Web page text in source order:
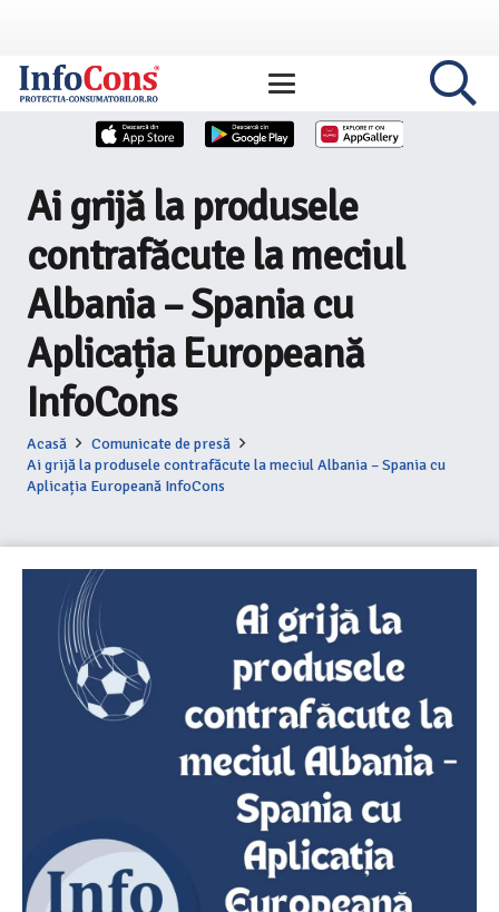
Ai grijă la produsele
contrafăcute la meciul
Albania – Spania cu
Aplicația Europeană
InfoCons
Acasă
Comunicate de presă
Ai grijă la produsele contrafăcute la meciul Albania – Spania cu
Aplicația Europeană InfoCons